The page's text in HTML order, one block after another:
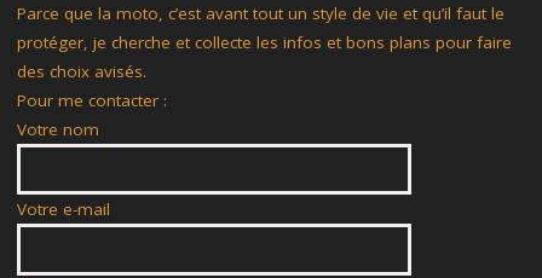
Parce que la moto, c’est avant tout un style de vie et qu’il faut le
protéger, je cherche et collecte les infos et bons plans pour faire
des choix avisés.
Pour me contacter :
Votre nom
Votre e-mail